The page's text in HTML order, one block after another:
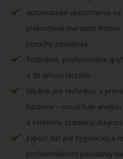
automatické upozornenia na
prekročenie meracích limitov
poruchy zariadenia
Podrobné, profesionálne
a 30-dňovú históriu.
Ideálne pre technikov a
bazénov – umožňuje
a efektívnu vzdialenú
Export dát pre hygienickú a
profesionálnom prevádzky